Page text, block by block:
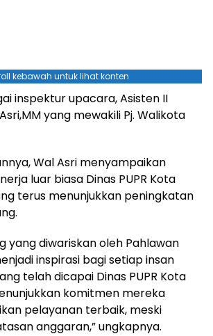
kebawah untuk lihat konten
inspektur upacara, Asisten II
yang mewakili Pj. Walikota
Wal Asri menyampaikan
luar biasa Dinas PUPR Kota
terus menunjukkan peningkatan
yang diwariskan oleh Pahlawan
inspirasi bagi setiap insan
telah dicapai Dinas PUPR Kota
komitmen mereka
pelayanan terbaik, meski
anggaran,” ungkapnya.